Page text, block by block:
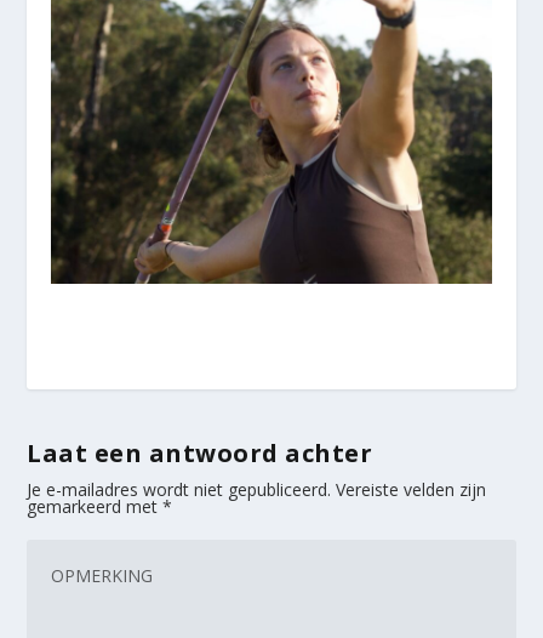
Laat een antwoord achter
Je e-mailadres wordt niet gepubliceerd. Vereiste velden zijn
gemarkeerd met*